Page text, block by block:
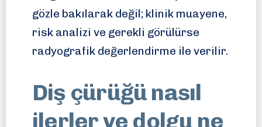
gözle bakılarak değil; klinik muayene,
risk analizi ve gerekli görülürse
radyografik değerlendirme ile verilir.
Diş çürüğü nasıl
ilerler ve dolgu ne